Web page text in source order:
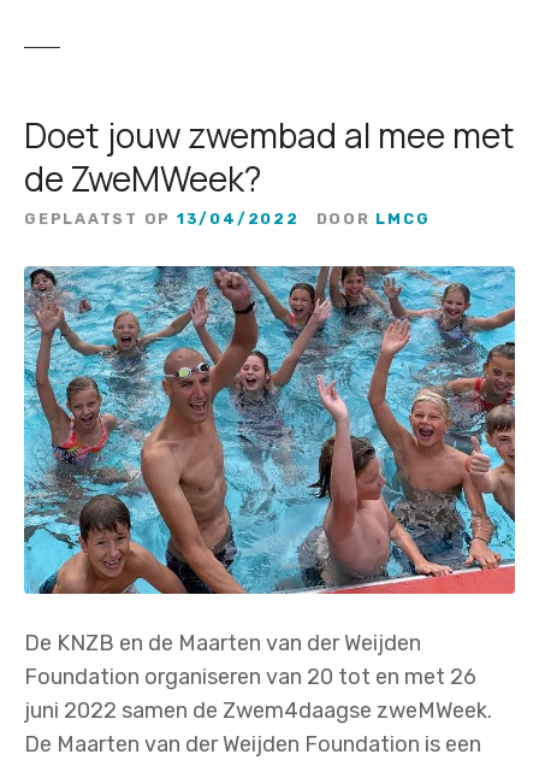
Doet jouw zwembad al mee met
de ZweMWeek?
GEPLAATST OP 13/04/2022 DOOR LMCG
De KNZB en de Maarten van der Weijden
Foundation organiseren van 20 tot en met 26
juni 2022 samen de Zwem4daagse zweMWeek.
De Maarten van der Weijden Foundation is een